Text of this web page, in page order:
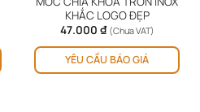
KHẮC LOGO ĐẸP
47.000 ₫ (Chưa VAT)
YÊU CẦU BÁO GIÁ